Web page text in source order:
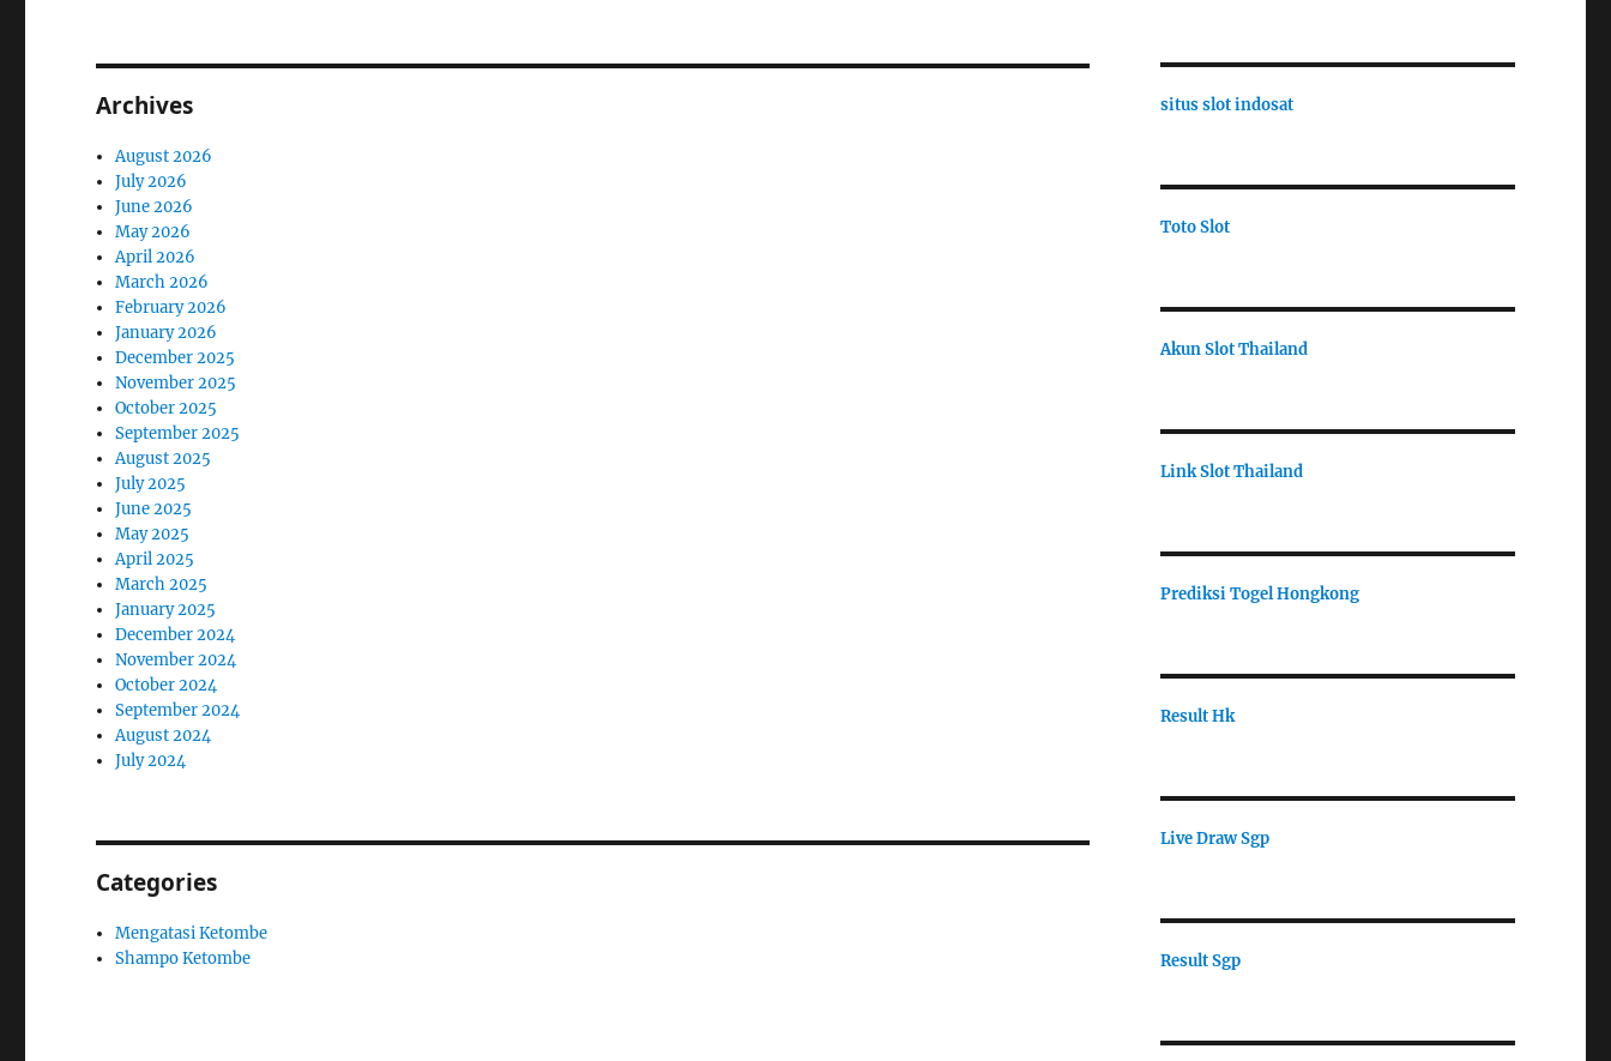
Archives
August 2026
July 2026
June 2026
May 2026
April 2026
March 2026
February 2026
January 2026
December 2025
November 2025
October 2025
September 2025
August 2025
July 2025
June 2025
May 2025
April 2025
March 2025
January 2025
December 2024
November 2024
October 2024
September 2024
August 2024
July 2024
Categories
Mengatasi Ketombe
Shampo Ketombe
situs slot indosat
Toto Slot
Akun Slot Thailand
Link Slot Thailand
Prediksi Togel Hongkong
Result Hk
Live Draw Sgp
Result Sgp